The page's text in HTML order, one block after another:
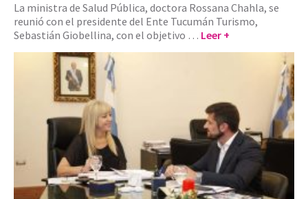
La ministra de Salud Pública, doctora Rossana Chahla, se
reunió con el presidente del Ente Tucumán Turismo,
Sebastián Giobellina, con el objetivo … Leer +